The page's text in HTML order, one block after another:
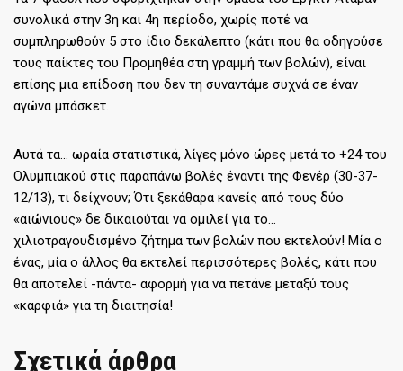
συνολικά στην 3η και 4η περίοδο, χωρίς ποτέ να
συμπληρωθούν 5 στο ίδιο δεκάλεπτο (κάτι που θα οδηγούσε
τους παίκτες του Προμηθέα στη γραμμή των βολών), είναι
επίσης μια επίδοση που δεν τη συναντάμε συχνά σε έναν
αγώνα μπάσκετ.
Αυτά τα… ωραία στατιστικά, λίγες μόνο ώρες μετά το +24 του
Ολυμπιακού στις παραπάνω βολές έναντι της Φενέρ (30-37-
12/13), τι δείχνουν; Ότι ξεκάθαρα κανείς από τους δύο
«αιώνιους» δε δικαιούται να ομιλεί για το…
χιλιοτραγουδισμένο ζήτημα των βολών που εκτελούν! Μία ο
ένας, μία ο άλλος θα εκτελεί περισσότερες βολές, κάτι που
θα αποτελεί -πάντα- αφορμή για να πετάνε μεταξύ τους
«καρφιά» για τη διαιτησία!
Σχετικά άρθρα